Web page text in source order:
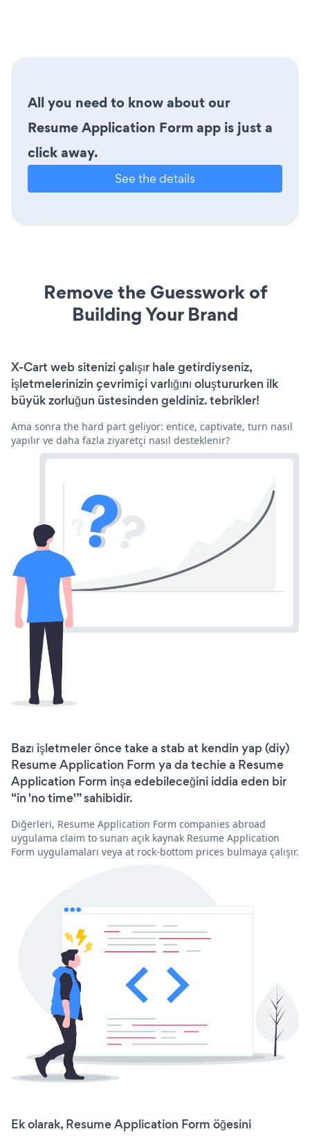
All you need to know about our
Resume Application Form app is just a
click away.
See the details
Remove the Guesswork of
Building Your Brand
X-Cart web sitenizi çalışır hale getirdiyseniz,
işletmelerinizin çevrimiçi varlığını oluştururken ilk
büyük zorluğun üstesinden geldiniz. tebrikler!
Ama sonra the hard part geliyor: entice, captivate, turn nasıl
yapılır ve daha fazla ziyaretçi nasıl desteklenir?
Bazı işletmeler önce take a stab at kendin yap (diy)
Resume Application Form ya da techie a Resume
Application Form inşa edebileceğini iddia eden bir
“in 'no time'” sahibidir.
Diğerleri, Resume Application Form companies abroad
uygulama claim to sunan açık kaynak Resume Application
Form uygulamaları veya at rock-bottom prices bulmaya çalışır.
Ek olarak, Resume Application Form öğesini